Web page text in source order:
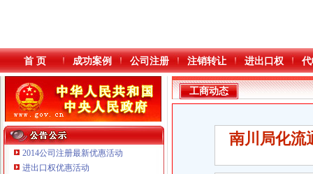
首 页 成功案例 公司注册 注销转让 进出口权
2014公司注册最新优惠活动
进出口权优惠活动
工商动态
南川局化流